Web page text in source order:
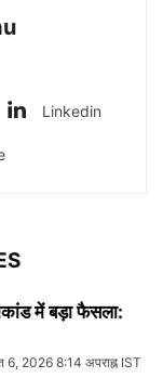
Linkedin
में बड़ा फैसला:
6, 2026 8:14 अपराह्न IST